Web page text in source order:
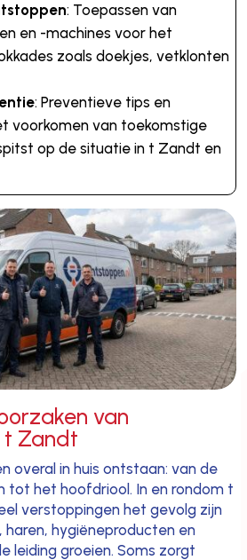
: Toepassen van
en -machines voor het
zoals doekjes, vetklonten
: Preventieve tips en
voorkomen van toekomstige
op de situatie in t Zandt en
van
t Zandt
overal in huis ontstaan: van de
tot het hoofdriool. In en rondom t
verstoppingen het gevolg zijn
hygiëneproducten en
leiding groeien. Soms zorgt